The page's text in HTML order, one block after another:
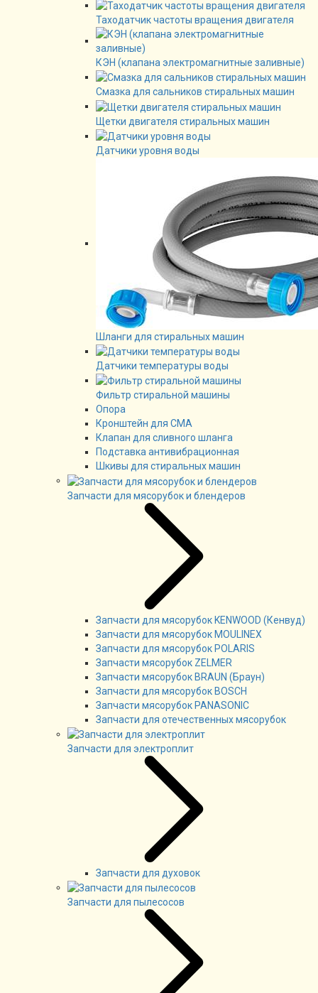
Таходатчик частоты вращения двигателя
КЭН (клапана электромагнитные заливные)
Смазка для сальников стиральных машин
Щетки двигателя стиральных машин
Датчики уровня воды
Шланги для стиральных машин
Датчики температуры воды
Фильтр стиральной машины
Опора
Кронштейн для СМА
Клапан для сливного шланга
Подставка антивибрационная
Шкивы для стиральных машин
Запчасти для мясорубок и блендеров
Запчасти для мясорубок KENWOOD (Кенвуд)
Запчасти для мясорубок MOULINEX
Запчасти для мясорубок POLARIS
Запчасти мясорубок ZELMER
Запчасти мясорубок BRAUN (Браун)
Запчасти для мясорубок BOSCH
Запчасти мясорубок PANASONIC
Запчасти для отечественных мясорубок
Запчасти для электроплит
Запчасти для духовок
Запчасти для пылесосов